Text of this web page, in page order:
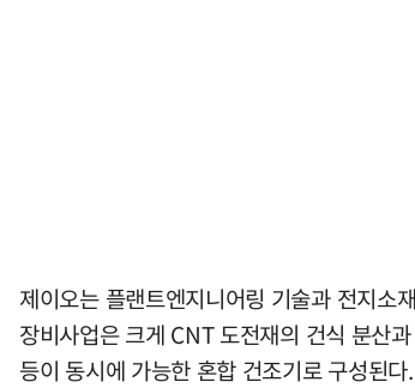
제이오는 플랜트엔지니어링 기술과 전지소
장비사업은 크게 CNT 도전재의 건식 분산
등이 동시에 가능한 혼합 건조기로 구성된다.